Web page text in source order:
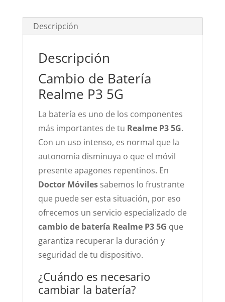
Descripción
Descripción
Cambio de Batería
Realme P3 5G
La batería es uno de los componentes
más importantes de tu Realme P3 5G.
Con un uso intenso, es normal que la
autonomía disminuya o que el móvil
presente apagones repentinos. En
Doctor Móvilessabemos lo frustrante
que puede ser esta situación, por eso
ofrecemos un servicio especializado de
cambio de batería Realme P3 5G que
garantiza recuperar la duración y
seguridad de tu dispositivo.
¿Cuándo es necesario
cambiar la batería?